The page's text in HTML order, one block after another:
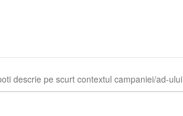
descrie pe scurt contextul campaniei/ad-ului